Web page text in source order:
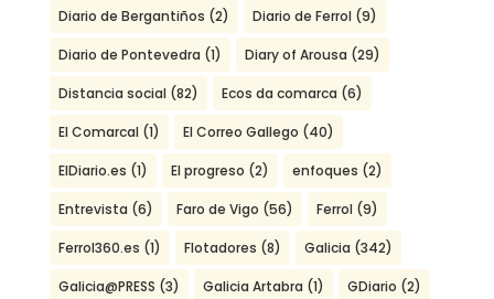
Diario de Bergantiños (2) Diario de Ferrol (9)
Diario de Pontevedra (1) Diary of Arousa (29)
Distancia social (82) Ecos da comarca (6)
El Comarcal (1) El Correo Gallego (40)
ElDiario.es (1) El progreso (2) enfoques (2)
Entrevista (6) Faro de Vigo (56) Ferrol (9)
Ferrol360.es (1) Flotadores (8) Galicia (342)
Galicia@PRESS (3) Galicia Artabra (1) GDiario (2)